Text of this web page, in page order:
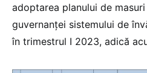
adoptarea planului de
guvernanței sistemului de
în trimestrul I 2023, adică